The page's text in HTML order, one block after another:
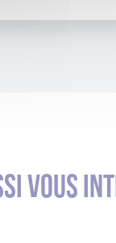
VOUS